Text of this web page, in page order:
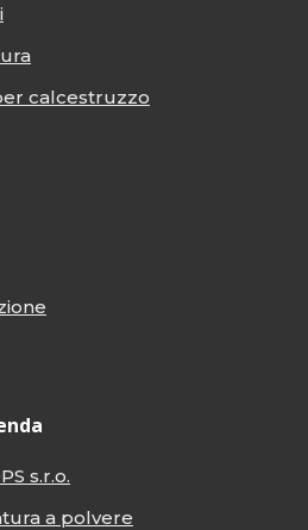
calcestruzzo
s.r.o.
a polvere